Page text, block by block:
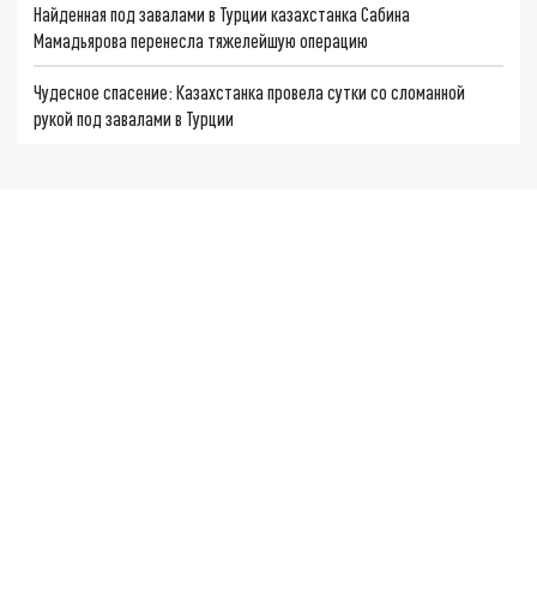
Найденная под завалами в Турции казахстанка Сабина
Мамадьярова перенесла тяжелейшую операцию
Чудесное спасение: Казахстанка провела сутки со сломанной
рукой под завалами в Турции